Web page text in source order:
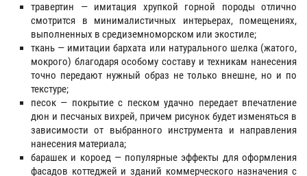
травертин — имитация хрупкой горной породы отлично
смотрится в минималистичных интерьерах, помещениях,
выполненных в средиземноморском или экостиле;
ткань — имитации бархата или натурального шелка (жатого,
мокрого) благодаря особому составу и техникам нанесения
точно передают нужный образ не только внешне, но и по
текстуре;
песок — покрытие с песком удачно передает впечатление
дюн и песчаных вихрей, причем рисунок будет изменяться в
зависимости от выбранного инструмента и направления
нанесения материала;
барашек и короед — популярные эффекты для оформления
фасадов коттеджей и зданий коммерческого назначения с